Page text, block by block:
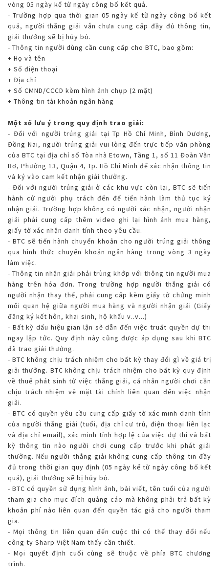
vòng 05 ngày kể từ ngày công bố kết quả.
- Trường hợp qua thời gian 05 ngày kể từ ngày công bố kết
quả, người thắng giải vẫn chưa cung cấp đầy đủ thông tin,
giải thưởng sẽ bị hủy bỏ.
- Thông tin người dùng cần cung cấp cho BTC, bao gồm:
+ Họ và tên
+ Số điện thoại
+ Địa chỉ
+ Số CMND/CCCD kèm hình ảnh chụp (2 mặt)
+ Thông tin tài khoản ngân hàng
Một số lưu ý trong quy định trao giải:
- Đối với người trúng giải tại Tp Hồ Chí Minh, Bình Dương,
Đồng Nai, người trúng giải vui lòng đến trực tiếp văn phòng
của BTC tại địa chỉ số Tòa nhà Etown, Tầng 1, số 11 Đoàn Văn
Bơ, Phường 13, Quận 4, Tp. Hồ Chí Minh để xác nhận thông tin
và ký vào cam kết nhận giải thưởng.
- Đối với người trúng giải ở các khu vực còn lại, BTC sẽ tiến
hành cử người phụ trách đến để tiến hành làm thủ tục ký
nhận giải. Trường hợp không có người xác nhận, người nhận
giải phải cung cấp thêm video ghi lại hình ảnh mua hàng,
giấy tờ xác nhận danh tính theo yêu cầu.
- BTC sẽ tiến hành chuyển khoản cho người trúng giải thông
qua hình thức chuyển khoản ngân hàng trong vòng 3 ngày
làm việc.
- Thông tin nhận giải phải trùng khớp với thông tin người mua
hàng trên hóa đơn. Trong trường hợp người thắng giải có
người nhận thay thế, phải cung cấp kèm giấy tờ chứng minh
mối quan hệ giữa người mua hàng và người nhận giải (Giấy
đăng ký kết hôn, khai sinh, hộ khẩu v..v...)
- Bất kỳ dấu hiệu gian lận sẽ dẫn đến việc truất quyền dự thi
ngay lập tức. Quy định này cũng được áp dụng sau khi BTC
đã trao giải thưởng.
- BTC không chịu trách nhiệm cho bất kỳ thay đổi gì về giá trị
giải thưởng. BTC không chịu trách nhiệm cho bất kỳ quy định
về thuế phát sinh từ việc thắng giải, cá nhân người chơi cần
chịu trách nhiệm về mặt tài chính liên quan đến việc nhận
giải.
- BTC có quyền yêu cầu cung cấp giấy tờ xác minh danh tính
của người thắng giải (tuổi, địa chỉ cư trú, điện thoại liên lạc
và địa chỉ email), xác minh tính hợp lệ của việc dự thi và bất
kỳ thông tin nào người chơi cung cấp trước khi phát giải
thưởng. Nếu người thắng giải không cung cấp thông tin đầy
đủ trong thời gian quy định (05 ngày kể từ ngày công bố kết
quả), giải thưởng sẽ bị hủy bỏ.
- BTC có quyền sử dụng hình ảnh, bài viết, tên tuổi của người
tham gia cho mục đích quảng cáo mà không phải trả bất kỳ
khoản phí nào liên quan đến quyền tác giả cho người tham
gia.
- Mọi thông tin liên quan đến cuộc thi có thể thay đổi nếu
công ty Sharp Việt Nam thấy cần thiết.
- Mọi quyết định cuối cùng sẽ thuộc về phía BTC chương
trình.